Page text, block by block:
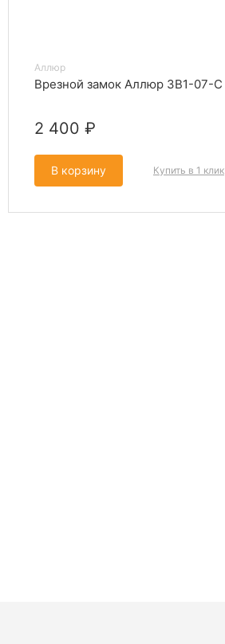
Аллюр
Врезной замок Аллюр ЗВ1-07-С
2 400 ₽
В корзину Купить в 1 клик